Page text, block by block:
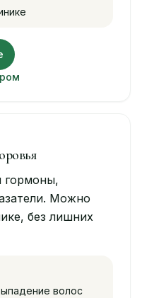
гормоны,
Можно
без лишних
волос